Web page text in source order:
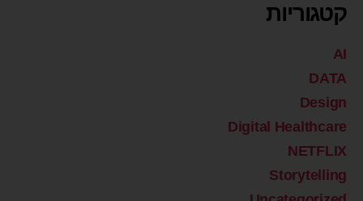
קטגוריות
AI
DATA
Design
Digital Healthcare
NETFLIX
Storytelling